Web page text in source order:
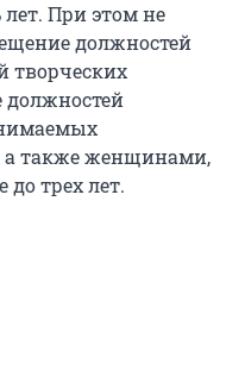
лет. При этом не
должностей
творческих
должностей
также женщинами,
трех лет.